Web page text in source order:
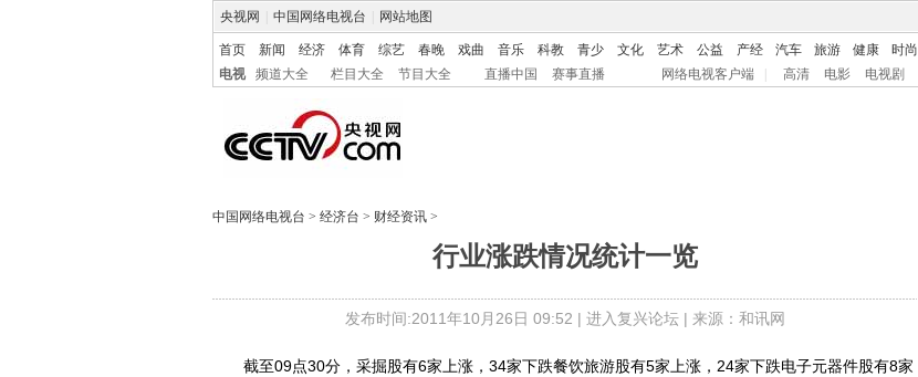
央视网 中国网络电视台 网站地图
首页 新闻 经济 体育 综艺 春晚 戏曲 音乐 科教 青少 文化 艺术 公益 产经 汽车 旅游 健康 时尚
电视
频道大全 栏目大全 节目大全 直播中国 赛事直播 网络电视客户端 高清 电影 电视剧
中国网络电视台 > 经济台 > 财经资讯 >
行业涨跌情况统计一览
发布时间:2011年10月26日 09:52 | 进入复兴论坛| 来源：和讯网
截至09点30分，采掘股有6家上涨，34家下跌餐饮旅游股有5家上涨，24家下跌电子元器件股有8家